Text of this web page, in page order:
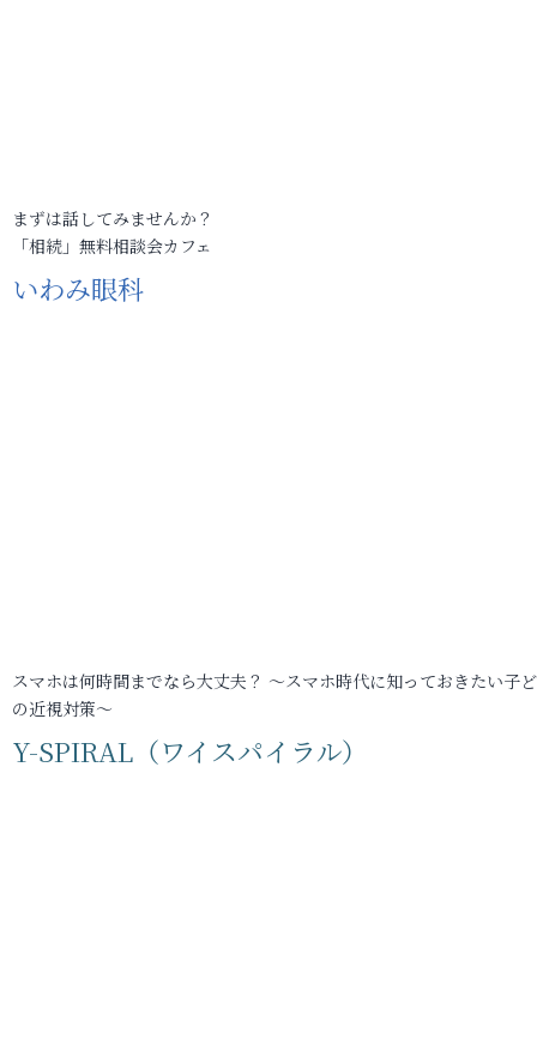
まずは話してみませんか？
「相続」無料相談会カフェ
いわみ眼科
スマホは何時間までなら大丈夫？ ～スマホ時代に知っておきたい子
の近視対策～
Y-SPIRAL（ワイスパイラル）